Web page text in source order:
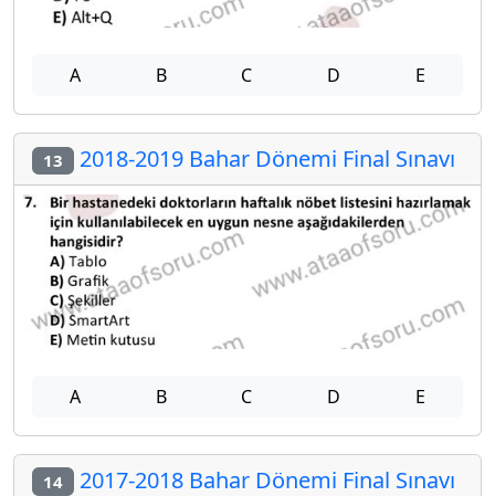
A B C D E
13 2018-2019 Bahar Dönemi Final Sınavı
A B C D E
14 2017-2018 Bahar Dönemi Final Sınavı